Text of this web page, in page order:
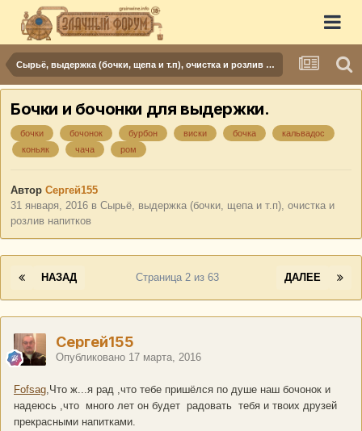
Сырьё, выдержка (бочки, щепа и т.п), очистка и розлив напитков
Бочки и бочонки для выдержки.
бочки бочонок бурбон виски бочка
кальвадос
коньяк
чача ром
Автор Сергей155
31 января, 2016 в Сырьё, выдержка (бочки, щепа и т.п), очистка и
розлив напитков
НАЗАД ДАЛЕЕ
Страница 2 из 63
Сергей155
Опубликовано 17 марта, 2016
Fofsag,Что ж...я рад ,что тебе пришёлся по душе наш бочонок и
надеюсь ,что много лет он будет радовать тебя и твоих друзей
прекрасными напитками.